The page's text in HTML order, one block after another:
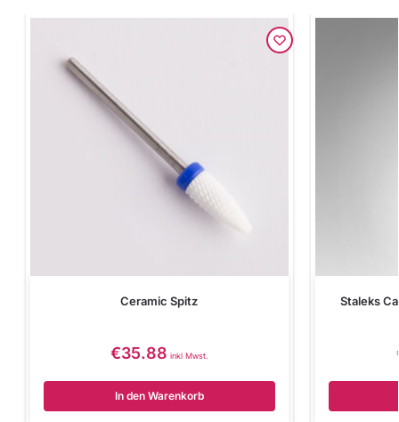
Ceramic Spitz
€35.88 inkl Mwst.
In den Warenkorb
Staleks